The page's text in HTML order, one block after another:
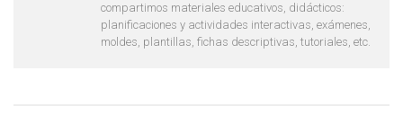
compartimos materiales educativos, didácticos:
planificaciones y actividades interactivas, exámenes,
moldes, plantillas, fichas descriptivas, tutoriales, etc.